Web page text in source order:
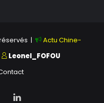
|
Actu Chine-
Leonel_FOFOU
Linkedin